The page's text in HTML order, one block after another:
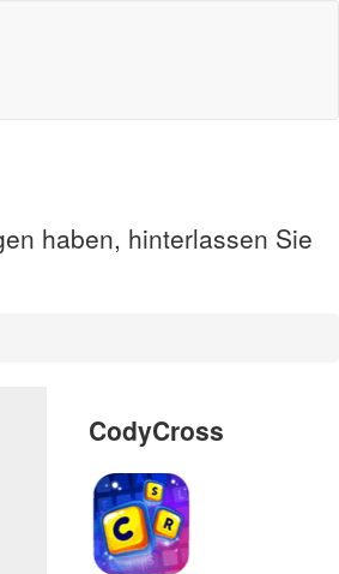
haben, hinterlassen Sie
CodyCross